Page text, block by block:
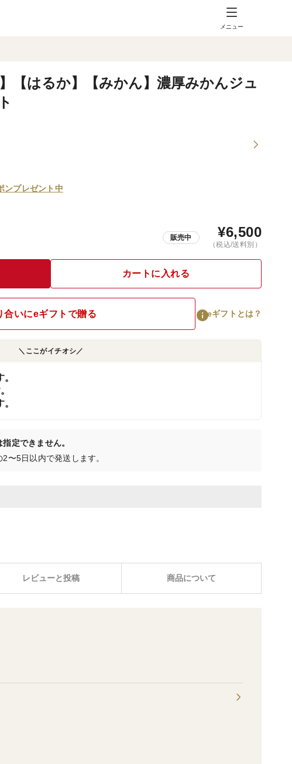
メニュー
【はるか】【みかん】濃厚みかんジュ
ンプレゼント中
販売中 ¥6,500
（税込/送料別）
カートに入れる
合いにeギフトで贈る eギフトとは？
＼ここがイチオシ／
定できません。
2〜5日以内で発送します。
レビューと投稿 商品について